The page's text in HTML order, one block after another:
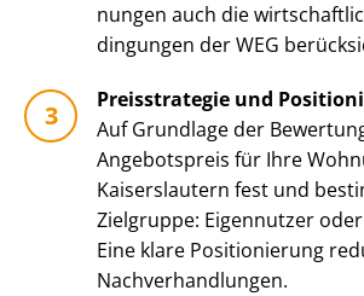
nun­gen auch die
din­gun­gen der WEG
Preisstrategie und
Auf Grundlage der
Angebotspreis für Ihre
Kaiserslautern fest und
Zielgruppe: Eigennutzer
Eine klare Positionierung
Nach­ver­hand­lun­gen.